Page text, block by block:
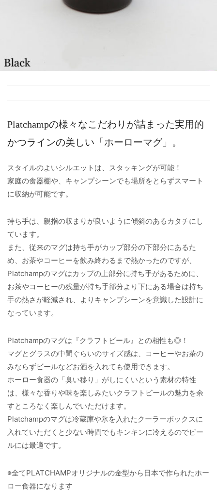
Platchampの様々なこだわりが詰まった実用的
かつラインの美しい「ホーローマグ」。
スタイルのよいシルエットは、スタッキングが可能！
家庭の食器棚や、キャンプシーンでも場所をとらずスマート
に収納が可能です。
持ち手は、親指の収まりが良いように傾斜のあるカタチにし
ています。
また、従来のマグは持ち手がカップ部分の下部分にあるた
め、お茶やコーヒーを飲み終わるまで熱かったのですが、
Platchampのマグはカップの上部分に持ち手があるために、
お茶やコーヒーの残量が持ち手部分より下にある場合は持ち
手の熱さが軽減され、よりキャンプシーンを意識した設計に
なっています。
Platchampのマグは『クラフトビール』との相性も◎！
マグとグラスの中間ぐらいのサイズ感は、コーヒーやお茶の
みならずビールなどお酒を入れても使用できます。
ホーロー食器の「臭い移り」がしにくいという素材の特性
は、様々な香りや味を楽しみたいクラフトビールの魅力を余
すところなく楽しんでいただけます。
Platchampのマグは冷蔵庫や氷を入れたクーラーボックスに
入れていただくと少ない時間でもキンキンに冷えるのでビー
ルには最適です。
※全てPLATCHAMPオリジナルの金型から日本で作られたホー
ロー食器になります